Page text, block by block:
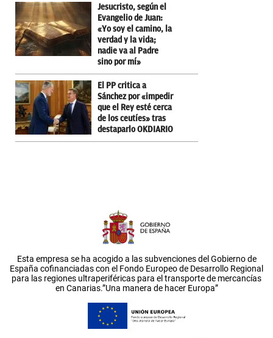
Jesucristo, según el
Evangelio de Juan:
«Yo soy el camino, la
verdad y la vida;
nadie va al Padre
sino por mí»
El PP critica a
Sánchez por «impedir
que el Rey esté cerca
de los ceutíes» tras
destaparlo OKDIARIO
Esta empresa se ha acogido a las subvenciones del Gobierno de
España cofinanciadas con el Fondo Europeo de Desarrollo Regional
para las regiones ultraperiféricas para el transporte de mercancías
en Canarias.”Una manera de hacer Europa”